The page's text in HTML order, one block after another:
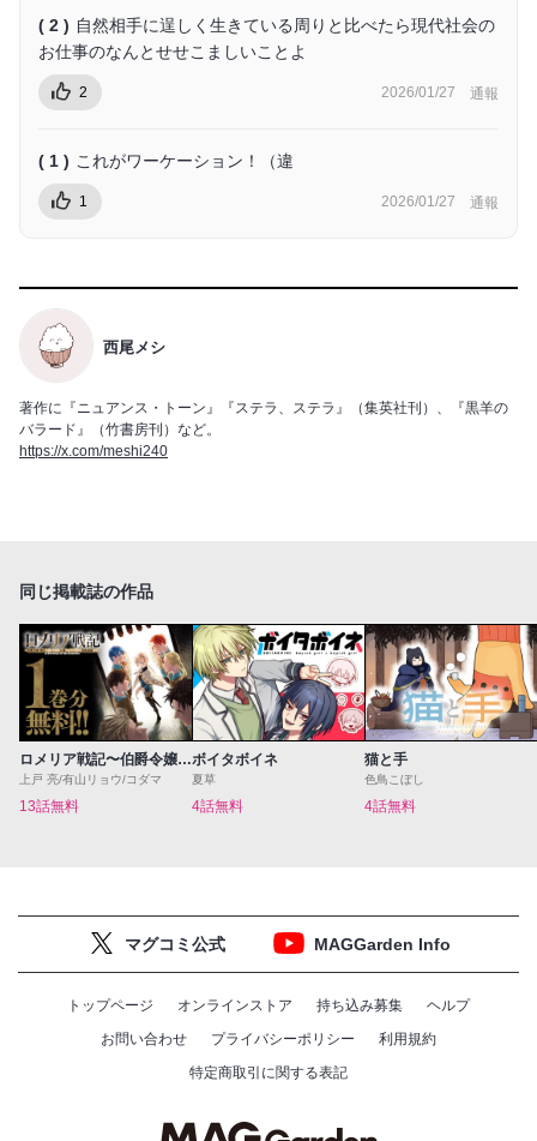
( 2 ) 自然相手に逞しく生きている周りと比べたら現代社会の
お仕事のなんとせせこましいことよ
2 2026/01/27 通報
( 1 ) これがワーケーション！（違
1 2026/01/27 通報
西尾メシ
著作に『ニュアンス・トーン』『ステラ、ステラ』（集英社刊）、『黒羊の
バラード』（竹書房刊）など。
https://x.com/meshi240
同じ掲載誌の作品
ロメリア戦記〜伯爵令嬢、魔王を倒した後も人類やばそうだから軍隊組織する〜
上戸 亮/有山リョウ/コダマ
13話無料
ボイタボイネ
夏草
4話無料
猫と手
色鳥こぼし
4話無料
マグコミ公式 MAGGarden Info
トップページ オンラインストア 持ち込み募集
ヘルプ
お問い合わせ
プライバシーポリシー
利用規約
特定商取引に関する表記